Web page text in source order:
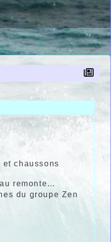
chaussons
remonte…
du groupe Zen